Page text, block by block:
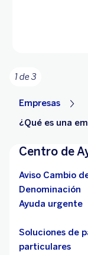
1 de 3
Empresas
¿Qué es una
Centro de
Aviso Cambio
Denominación
Ayuda urgente
Soluciones de
particulares